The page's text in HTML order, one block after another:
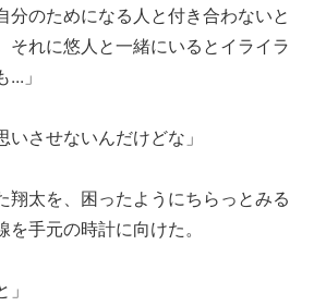
分のためになる人と付き合わないと
それに悠人と一緒にいるとイライラ
」
いさせないんだけどな」
翔太を、困ったようにちらっとみる
手元の時計に向けた。